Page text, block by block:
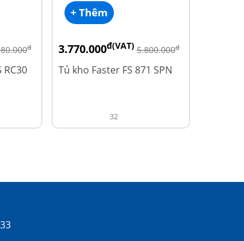
đ
RC30
+ Thêm
3.770.000đ(VAT) 5.800.000đ
Tủ kho Faster FS 871 SPN
32